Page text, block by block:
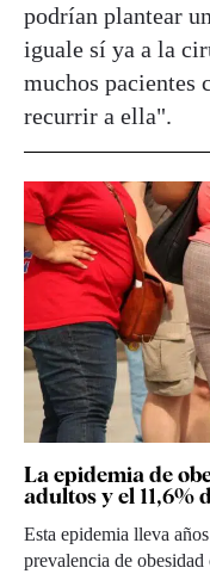
podrían plantear
iguale sí ya a la
muchos pacientes
recurrir a ella".
La epidemia de
adultos y el 11,6%
Esta epidemia lleva
prevalencia de